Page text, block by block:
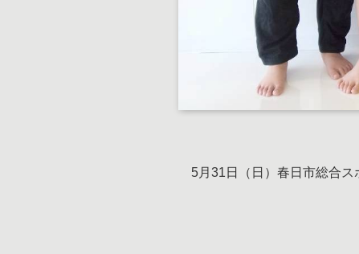
5月31日（日）春日市総合ス